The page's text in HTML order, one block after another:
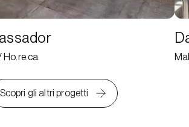
Scopri gli altri progetti